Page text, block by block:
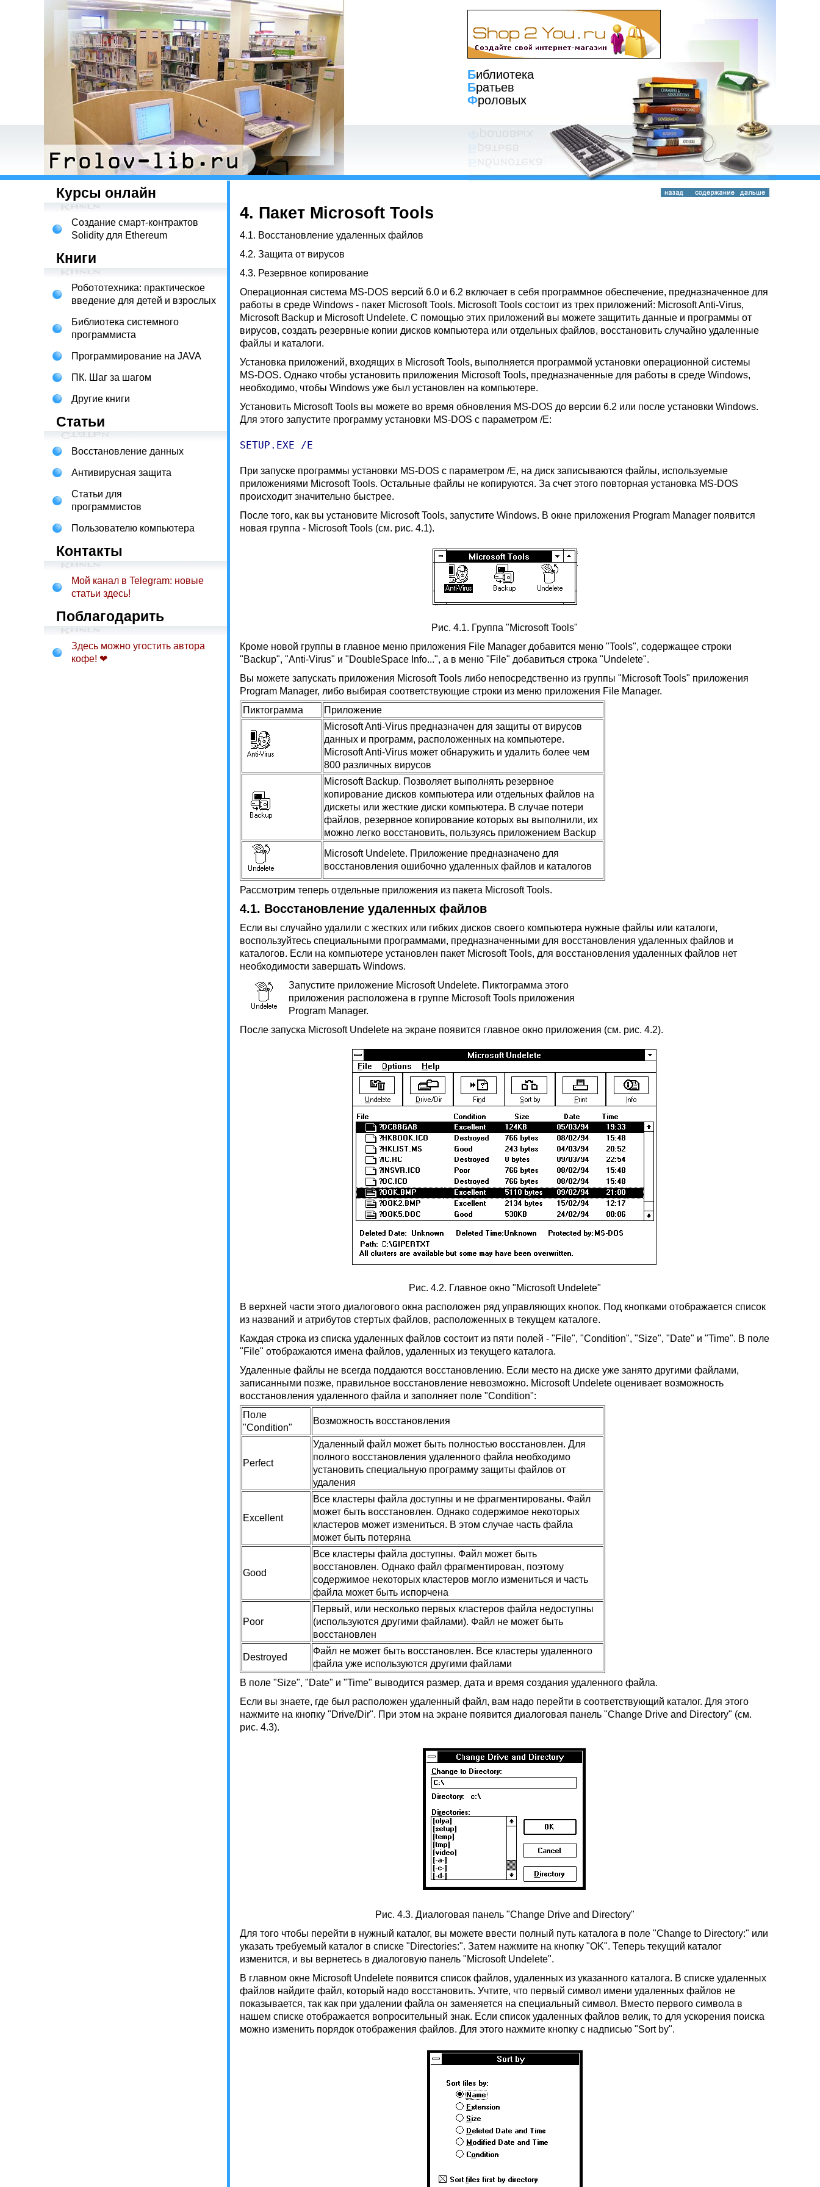
Библиотека
Братьев
Фроловых
Курсы онлайн
Создание смарт-контрактов
Solidity для Ethereum
Книги
Робототехника: практическое
введение для детей и взрослых
Библиотека системного
программиста
Программирование на JAVA
ПК. Шаг за шагом
Другие книги
Статьи
Восстановление данных
Антивирусная защита
Статьи для
программистов
Пользователю компьютера
Контакты
Мой канал в Telegram: новые
статьи здесь!
Поблагодарить
Здесь можно угостить автора
кофе! ❤
4. Пакет Microsoft Tools
4.1. Восстановление удаленных файлов
4.2. Защита от вирусов
4.3. Резервное копирование
Операционная система MS-DOS версий 6.0 и 6.2 включает в себя программное обеспечение, предназначенное для
работы в среде Windows - пакет Microsoft Tools. Microsoft Tools состоит из трех приложений: Microsoft Anti-Virus,
Microsoft Backup и Microsoft Undelete. С помощью этих приложений вы можете защитить данные и программы от
вирусов, создать резервные копии дисков компьютера или отдельных файлов, восстановить случайно удаленные
файлы и каталоги.
Установка приложений, входящих в Microsoft Tools, выполняется программой установки операционной системы
MS-DOS. Однако чтобы установить приложения Microsoft Tools, предназначенные для работы в среде Windows,
необходимо, чтобы Windows уже был установлен на компьютере.
Установить Microsoft Tools вы можете во время обновления MS-DOS до версии 6.2 или после установки Windows.
Для этого запустите программу установки MS-DOS с параметром /E:
SETUP.EXE /E
При запуске программы установки MS-DOS с параметром /E, на диск записываются файлы, используемые
приложениями Microsoft Tools. Остальные файлы не копируются. За счет этого повторная установка MS-DOS
происходит значительно быстрее.
После того, как вы установите Microsoft Tools, запустите Windows. В окне приложения Program Manager появится
новая группа - Microsoft Tools (см. рис. 4.1).
Рис. 4.1. Группа "Microsoft Tools"
Кроме новой группы в главное меню приложения File Manager добавится меню "Tools", содержащее строки
"Backup", "Anti-Virus" и "DoubleSpace Info...", а в меню "File" добавиться строка "Undelete".
Вы можете запускать приложения Microsoft Tools либо непосредственно из группы "Microsoft Tools" приложения
Program Manager, либо выбирая соответствующие строки из меню приложения File Manager.
Пиктограмма
Приложение
Microsoft Anti-Virus предназначен для защиты от вирусов
данных и программ, расположенных на компьютере.
Microsoft Anti-Virus может обнаружить и удалить более чем
800 различных вирусов
Microsoft Backup. Позволяет выполнять резервное
копирование дисков компьютера или отдельных файлов на
дискеты или жесткие диски компьютера. В случае потери
файлов, резервное копирование которых вы выполнили, их
можно легко восстановить, пользуясь приложением Backup
Microsoft Undelete. Приложение предназначено для
восстановления ошибочно удаленных файлов и каталогов
Рассмотрим теперь отдельные приложения из пакета Microsoft Tools.
4.1. Восстановление удаленных файлов
Если вы случайно удалили с жестких или гибких дисков своего компьютера нужные файлы или каталоги,
воспользуйтесь специальными программами, предназначенными для восстановления удаленных файлов и
каталогов. Если на компьютере установлен пакет Microsoft Tools, для восстановления удаленных файлов нет
необходимости завершать Windows.
Запустите приложение Microsoft Undelete. Пиктограмма этого
приложения расположена в группе Microsoft Tools приложения
Program Manager.
После запуска Microsoft Undelete на экране появится главное окно приложения (см. рис. 4.2).
Рис. 4.2. Главное окно "Microsoft Undelete"
В верхней части этого диалогового окна расположен ряд управляющих кнопок. Под кнопками отображается список
из названий и атрибутов стертых файлов, расположенных в текущем каталоге.
Каждая строка из списка удаленных файлов состоит из пяти полей - "File", "Condition", "Size", "Date" и "Time". В поле
"File" отображаются имена файлов, удаленных из текущего каталога.
Удаленные файлы не всегда поддаются восстановлению. Если место на диске уже занято другими файлами,
записанными позже, правильное восстановление невозможно. Microsoft Undelete оценивает возможность
восстановления удаленного файла и заполняет поле "Condition":
Поле
"Condition"
Возможность восстановления
Perfect
Удаленный файл может быть полностью восстановлен. Для
полного восстановления удаленного файла необходимо
установить специальную программу защиты файлов от
удаления
Excellent
Все кластеры файла доступны и не фрагментированы. Файл
может быть восстановлен. Однако содержимое некоторых
кластеров может измениться. В этом случае часть файла
может быть потеряна
Good
Все кластеры файла доступны. Файл может быть
восстановлен. Однако файл фрагментирован, поэтому
содержимое некоторых кластеров могло измениться и часть
файла может быть испорчена
Poor
Первый, или несколько первых кластеров файла недоступны
(используются другими файлами). Файл не может быть
восстановлен
Destroyed
Файл не может быть восстановлен. Все кластеры удаленного
файла уже используются другими файлами
В поле "Size", "Date" и "Time" выводится размер, дата и время создания удаленного файла.
Если вы знаете, где был расположен удаленный файл, вам надо перейти в соответствующий каталог. Для этого
нажмите на кнопку "Drive/Dir". При этом на экране появится диалоговая панель "Change Drive and Directory" (см.
рис. 4.3).
Рис. 4.3. Диалоговая панель "Change Drive and Directory"
Для того чтобы перейти в нужный каталог, вы можете ввести полный путь каталога в поле "Change to Directory:" или
указать требуемый каталог в списке "Directories:". Затем нажмите на кнопку "OK". Теперь текущий каталог
изменится, и вы вернетесь в диалоговую панель "Microsoft Undelete".
В главном окне Microsoft Undelete появится список файлов, удаленных из указанного каталога. В списке удаленных
файлов найдите файл, который надо восстановить. Учтите, что первый символ имени удаленных файлов не
показывается, так как при удалении файла он заменяется на специальный символ. Вместо первого символа в
нашем списке отображается вопросительный знак. Если список удаленных файлов велик, то для ускорения поиска
можно изменить порядок отображения файлов. Для этого нажмите кнопку с надписью "Sort by".